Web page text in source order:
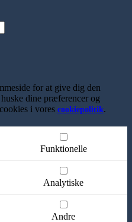
for at give dig den
dine præferencer og
i vores cookiepolitik.
Funktionelle
Analytiske
Andre